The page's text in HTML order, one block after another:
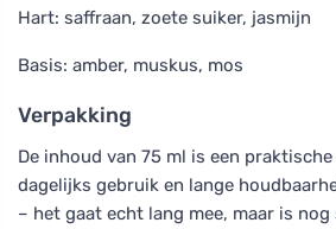
Hart: saffraan, zoete suiker, jasmijn
Basis: amber, muskus, mos
Verpakking
De inhoud van 75 ml is een
dagelijks gebruik en lange
– het gaat echt lang mee, maar is